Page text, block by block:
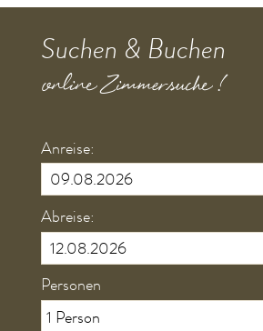
Personen
Zimmerart wählen
Suchen
Hinweis: auf den Folgeseiten können noch weitere
Auswahlmöglichkeiten getroffen werden.